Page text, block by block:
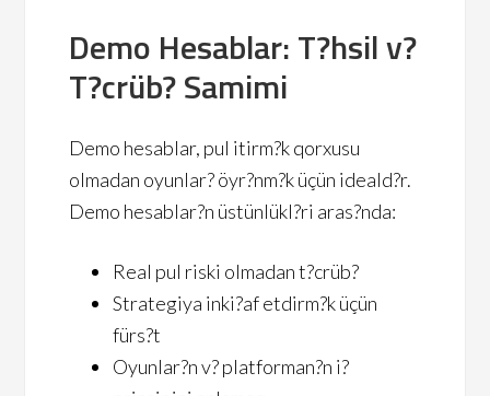
Demo Hesablar: T?hsil v?
T?crüb? Samimi
Demo hesablar, pul itirm?k qorxusu
olmadan oyunlar? öyr?nm?k üçün ideald?r.
Demo hesablar?n üstünlükl?ri aras?nda:
Real pul riski olmadan t?crüb?
Strategiya inki?af etdirm?k üçün
fürs?t
Oyunlar?n v? platforman?n i?